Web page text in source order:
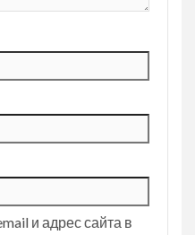
и адрес сайта в